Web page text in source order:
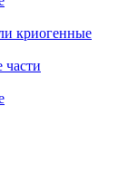
криогенные